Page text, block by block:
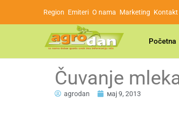
Region Emiteri O nama Marketing Kontakt
Početna
Čuvanje
agrodan мај 9, 2013